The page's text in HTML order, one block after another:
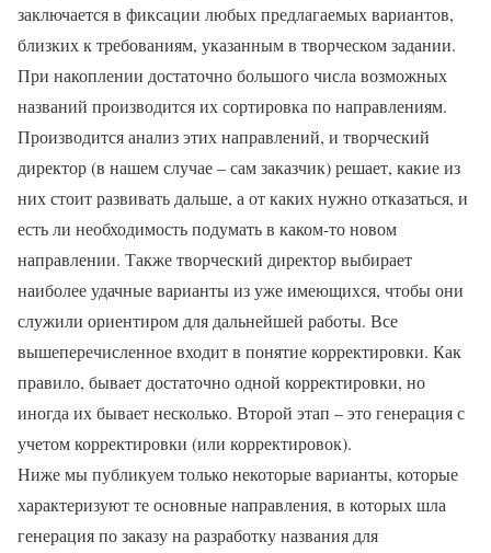
заключается в фиксации любых предлагаемых вариантов,
близких к требованиям, указанным в творческом задании.
При накоплении достаточно большого числа возможных
названий производится их сортировка по направлениям.
Производится анализ этих направлений, и творческий
директор (в нашем случае – сам заказчик) решает, какие из
них стоит развивать дальше, а от каких нужно отказаться, и
есть ли необходимость подумать в каком-то новом
направлении. Также творческий директор выбирает
наиболее удачные варианты из уже имеющихся, чтобы они
служили ориентиром для дальнейшей работы. Все
вышеперечисленное входит в понятие корректировки. Как
правило, бывает достаточно одной корректировки, но
иногда их бывает несколько. Второй этап – это генерация с
учетом корректировки (или корректировок).
Ниже мы публикуем только некоторые варианты, которые
характеризуют те основные направления, в которых шла
генерация по заказу на разработку названия для